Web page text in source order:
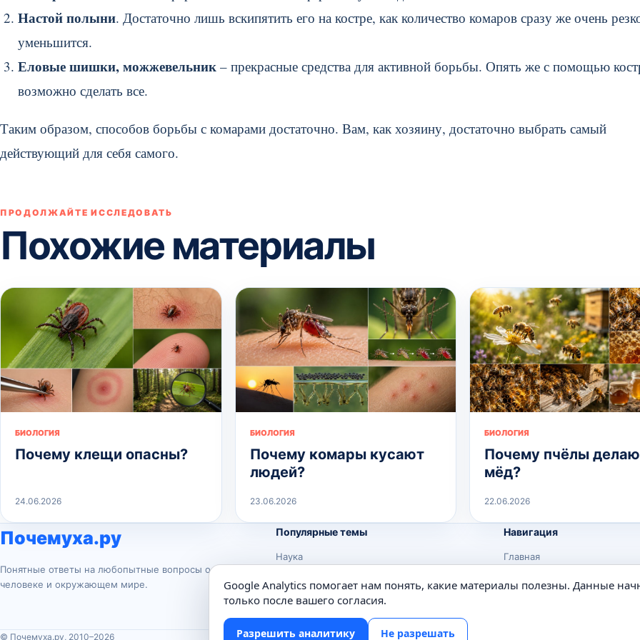
Настой полыни. Достаточно лишь вскипятить его на костре, как количество комаров сразу же очень
уменьшится.
Еловые шишки, можжевельник – прекрасные средства для активной борьбы. Опять же с помощью
возможно сделать все.
Таким образом, способов борьбы с комарами достаточно. Вам, как хозяину, достаточно выбрать самый
действующий для себя самого.
ПРОДОЛЖАЙТЕ ИССЛЕДОВАТЬ
Похожие материалы
БИОЛОГИЯ
Почему клещи опасны?
24.06.2026
БИОЛОГИЯ
Почему комары кусают
людей?
23.06.2026
БИОЛОГИЯ
Почему пчёлы
мёд?
22.06.2026
Почемуха.ру
Понятные ответы на любопытные вопросы о
человеке и окружающем мире.
Популярные темы
Наука
Животные
Техника
Навигация
Главная
© Почемуха.ру, 2010–2026
Google Analytics помогает нам понять, какие материалы полезны. Данные
только после вашего согласия.
Разрешить аналитику Не разрешать